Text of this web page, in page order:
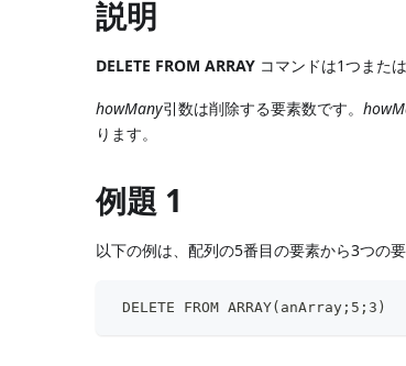
説明
DELETE FROM ARRAY コマンドは1つまた
howMany引数は削除する要素数です。
ります。
例題 1
以下の例は、配列の5番目の要素から3つの
DELETE FROM ARRAY(anArray;5;3)